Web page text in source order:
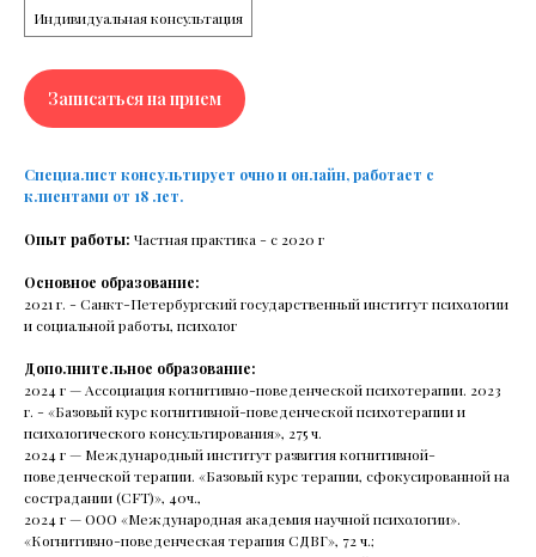
Индивидуальная консультация
Записаться на прием
Специалист консультирует очно и онлайн, работает с
клиентами от 18 лет.
Опыт работы: Частная практика - с 2020 г
Основное образование:
2021 г. - Санкт-Петербургский государственный институт психологии
и социальной работы, психолог
Дополнительное образование:
2024 г — Ассоциация когнитивно-поведенческой психотерапии. 2023
г. - «Базовый курс когнитивной-поведенческой психотерапии и
психологического консультирования», 275 ч.
2024 г — Международный институт развития когнитивной-
поведенческой терапии. «Базовый курс терапии, сфокусированной на
сострадании (CFT)», 40ч.,
2024 г — ООО «Международная академия научной психологии».
«Когнитивно-поведенческая терапия СДВГ», 72 ч.;
+7(812)277-96-50
Площадь Восстания
191 040, Россия, г. Санкт-Петербург,
Муниципальный округ «Владимирский округ»,
ул. Пушкинская, д. 15, литера А, пом. 4-Н
spb@mhcenter.ru
О нас
Специалисты
Контакты
MHC School
Записаться на прием